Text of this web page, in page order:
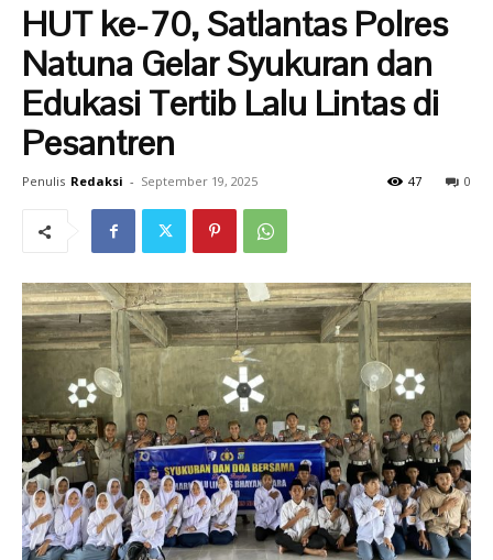
HUT ke-70, Satlantas Polres
Natuna Gelar Syukuran dan
Edukasi Tertib Lalu Lintas di
Pesantren
Penulis Redaksi - September 19, 2025 0
47